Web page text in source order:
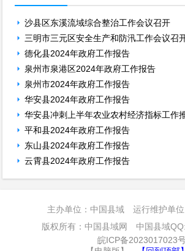
沙县区东溪流域综合整治工作会议召开
三明市三元区安全生产和防汛工作会议召
德化县2024年政府工作报告
泉州市泉港区2024年政府工作报告
泉州市2024年政府工作报告
华安县2024年政府工作报告
华安县冲刺上半年农业农村经济指标工作
平和县2024年政府工作报告
东山县2024年政府工作报告
云霄县2024年政府工作报告
主办单位：中国县域 运行维护单
版权所有：中国县域网 中国县域
皖ICP备2023017023